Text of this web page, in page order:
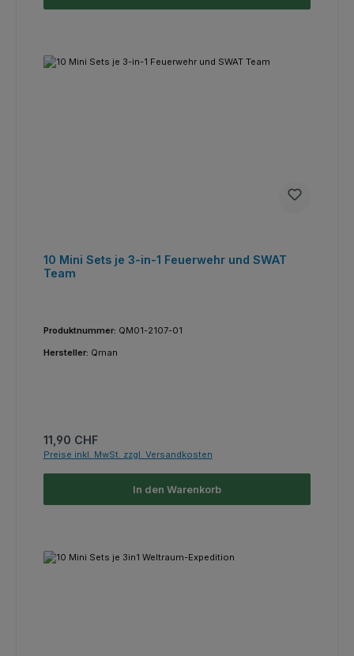
10 Mini Sets je 3-in-1 Feuerwehr und SWAT
Team
Produktnummer: QM01-2107-01
Hersteller: Qman
Regulärer Preis:
11,90 CHF
Preise inkl. MwSt. zzgl. Versandkosten
In den Warenkorb